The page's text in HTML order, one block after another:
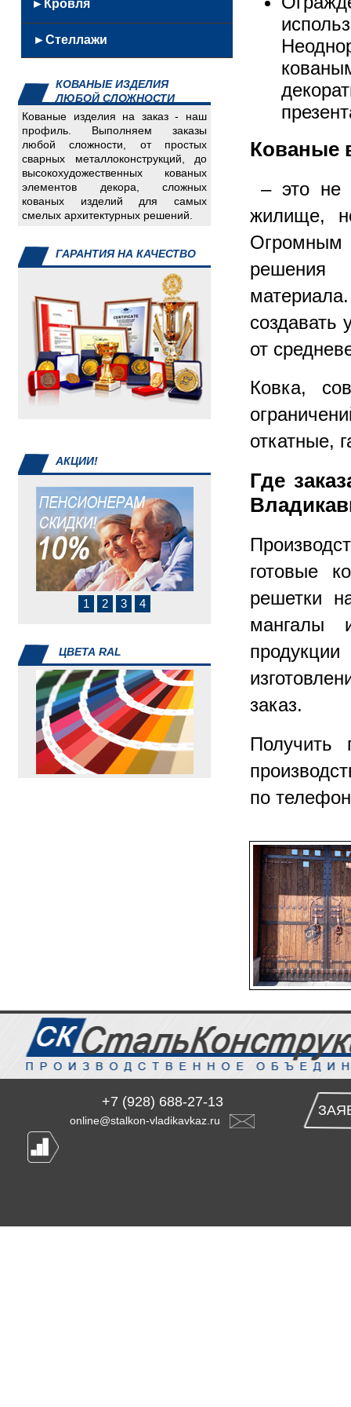
Кованые
– это не
жилище,
решения
создавать
от
Ковка,
откатные,
Где
готовые
решетки
мангалы
заказ.
Получить
по
Скамейки
из
стали
Кованные
скамейки
Урны
из
нержавейки
Ворота,
Детали
для
авто
Инвалидный
инвентарь
Изделия
для
пищеблока
для
систем
Скамейки,
урны
Спорт
инвентарь
нержавейки
Железобетонные
Скамейки
Качели
Мангалы
инвентарь
►Кровля
Кровельные
панели
Мягкая
кровля
►Стеллажи
КОВАНЫЕ ИЗДЕЛИЯ
ЛЮБОЙ СЛОЖНОСТИ
Кованые изделия на заказ - наш
профиль. Выполняем заказы
любой сложности, от простых
сварных металлоконструкций, до
высокохудожественных кованых
элементов декора, сложных
кованых изделий для самых
смелых архитектурных решений.
ГАРАНТИЯ НА КАЧЕСТВО
АКЦИИ!
1 2 3 4
ЦВЕТА RAL
+7 (928) 688-27-13
online@stalkon-vladikavkaz.ru